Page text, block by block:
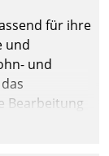
für ihre
und
und
Bearbeitung